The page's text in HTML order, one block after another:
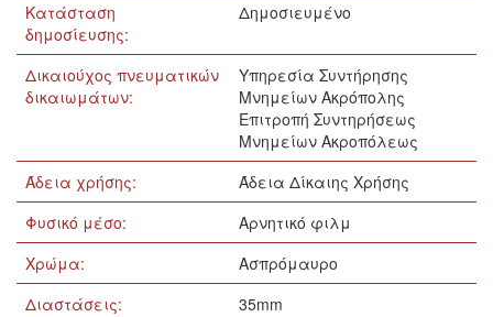
Κατάσταση
δημοσίευσης:
Δημοσιευμένο
Δικαιούχος πνευματικών
δικαιωμάτων:
Υπηρεσία Συντήρησης
Μνημείων Ακρόπολης
Επιτροπή Συντηρήσεως
Μνημείων Ακροπόλεως
Άδεια χρήσης:
Άδεια Δίκαιης Χρήσης
Φυσικό μέσο:
Αρνητικό φιλμ
Χρώμα:
Ασπρόμαυρο
Διαστάσεις:
35mm